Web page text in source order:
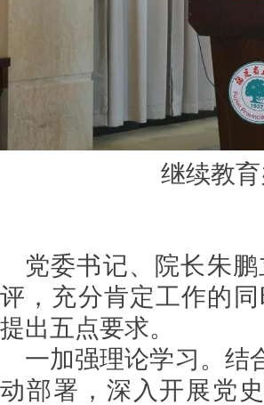
继续教
党委书记、院长朱
评，充分肯定工作的
提出五点要求。
一加强理论学习。结
动部署，深入开展党